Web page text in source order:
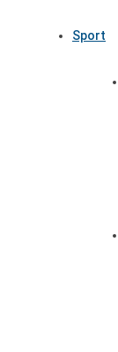
Sport